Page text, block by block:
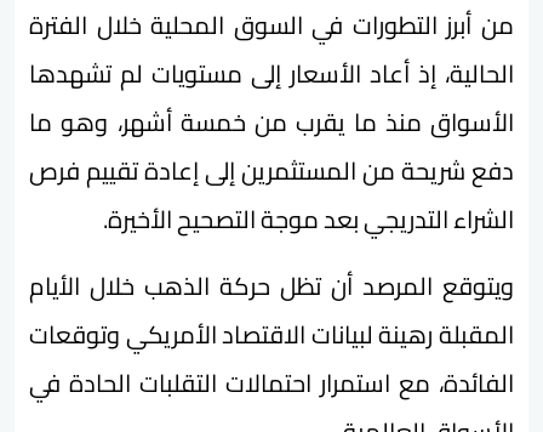
من أبرز التطورات في السوق المحلية خلال الفترة
الحالية، إذ أعاد الأسعار إلى مستويات لم تشهدها
الأسواق منذ ما يقرب من خمسة أشهر، وهو ما
دفع شريحة من المستثمرين إلى إعادة تقييم فرص
الشراء التدريجي بعد موجة التصحيح الأخيرة.
ويتوقع المرصد أن تظل حركة الذهب خلال الأيام
المقبلة رهينة لبيانات الاقتصاد الأمريكي وتوقعات
الفائدة، مع استمرار احتمالات التقلبات الحادة في